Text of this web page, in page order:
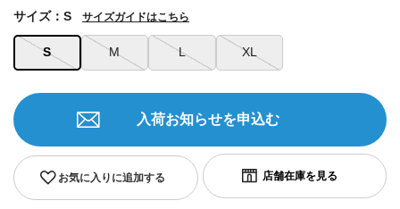
S M L XL
サイズ：S サイズガイドはこちら
お気に入りに追加する
入荷お知らせを申込む